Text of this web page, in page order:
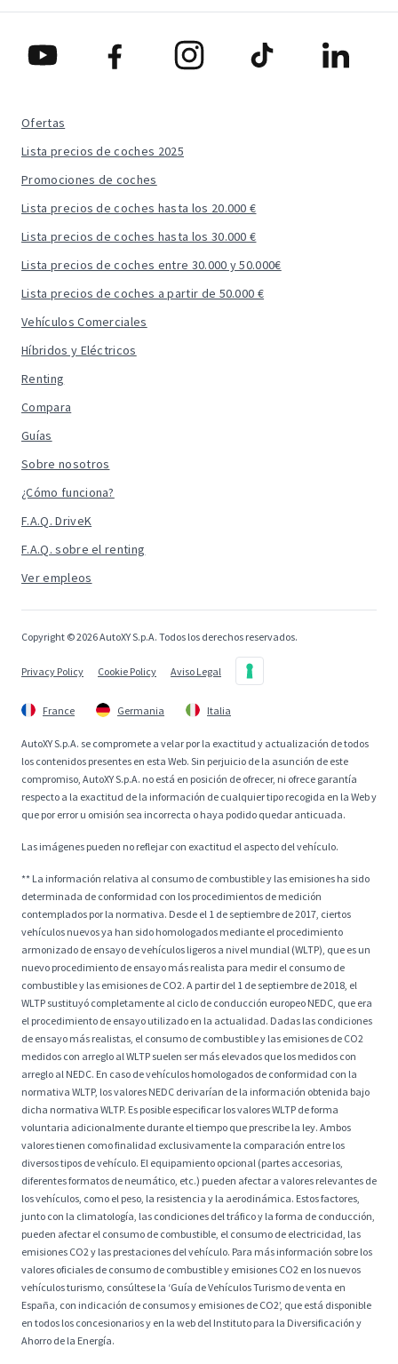
Ofertas
Lista precios de coches 2025
Promociones de coches
Lista precios de coches hasta los 20.000 €
Lista precios de coches hasta los 30.000 €
Lista precios de coches entre 30.000 y 50.000€
Lista precios de coches a partir de 50.000 €
Vehículos Comerciales
Híbridos y Eléctricos
Renting
Compara
Guías
Sobre nosotros
¿Cómo funciona?
F.A.Q. DriveK
F.A.Q. sobre el renting
Ver empleos
Copyright © 2026 AutoXY S.p.A. Todos los derechos reservados.
Privacy Policy Cookie Policy Aviso Legal
France Germania Italia
AutoXY S.p.A. se compromete a velar por la exactitud y actualización de todos
los contenidos presentes en esta Web. Sin perjuicio de la asunción de este
compromiso, AutoXY S.p.A. no está en posición de ofrecer, ni ofrece garantía
respecto a la exactitud de la información de cualquier tipo recogida en la Web y
que por error u omisión sea incorrecta o haya podido quedar anticuada.
Las imágenes pueden no reflejar con exactitud el aspecto del vehículo.
** La información relativa al consumo de combustible y las emisiones ha sido
determinada de conformidad con los procedimientos de medición
contemplados por la normativa. Desde el 1 de septiembre de 2017, ciertos
vehículos nuevos ya han sido homologados mediante el procedimiento
armonizado de ensayo de vehículos ligeros a nivel mundial (WLTP), que es un
nuevo procedimiento de ensayo más realista para medir el consumo de
combustible y las emisiones de CO2. A partir del 1 de septiembre de 2018, el
WLTP sustituyó completamente al ciclo de conducción europeo NEDC, que era
el procedimiento de ensayo utilizado en la actualidad. Dadas las condiciones
de ensayo más realistas, el consumo de combustible y las emisiones de CO2
medidos con arreglo al WLTP suelen ser más elevados que los medidos con
arreglo al NEDC. En caso de vehículos homologados de conformidad con la
normativa WLTP, los valores NEDC derivarían de la información obtenida bajo
dicha normativa WLTP. Es posible especificar los valores WLTP de forma
voluntaria adicionalmente durante el tiempo que prescribe la ley. Ambos
valores tienen como finalidad exclusivamente la comparación entre los
diversos tipos de vehículo. El equipamiento opcional (partes accesorias,
diferentes formatos de neumático, etc.) pueden afectar a valores relevantes de
los vehículos, como el peso, la resistencia y la aerodinámica. Estos factores,
junto con la climatología, las condiciones del tráfico y la forma de conducción,
pueden afectar el consumo de combustible, el consumo de electricidad, las
emisiones CO2 y las prestaciones del vehículo. Para más información sobre los
valores oficiales de consumo de combustible y emisiones CO2 en los nuevos
vehículos turismo, consúltese la ‘Guía de Vehículos Turismo de venta en
España, con indicación de consumos y emisiones de CO2’, que está disponible
en todos los concesionarios y en la web del Instituto para la Diversificación y
Ahorro de la Energía.